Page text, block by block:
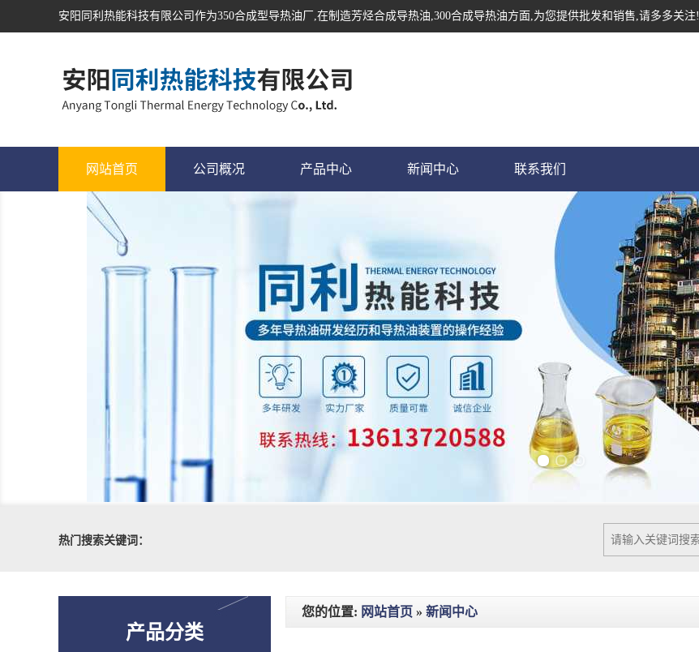
安阳同利热能科技有限公司作为350合成型导热油厂,在制造芳烃合成导热油,300合成导热油方面,为您提供批发和销售,请多多关注!
网站首页 公司概况 产品中心 新闻中心 联系我们
热门搜索关键词：
产品分类
您的位置: 网站首页 » 新闻中心